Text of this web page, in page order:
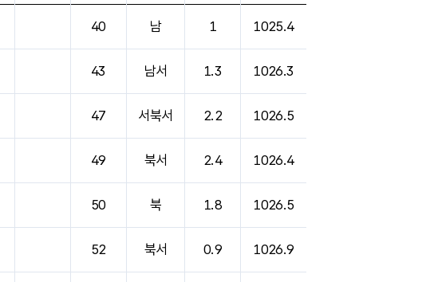
40 남 1 1025.4
43 남서 1.3 1026.3
47 서북서 2.2 1026.5
49 북서 2.4 1026.4
50 북 1.8 1026.5
52 북서 0.9 1026.9